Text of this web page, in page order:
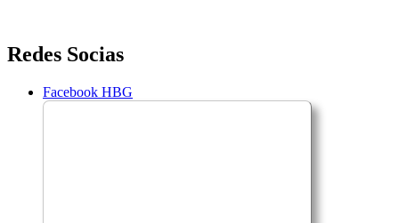
Saltar
para
conteúdo
Redes Socias
Facebook HBG